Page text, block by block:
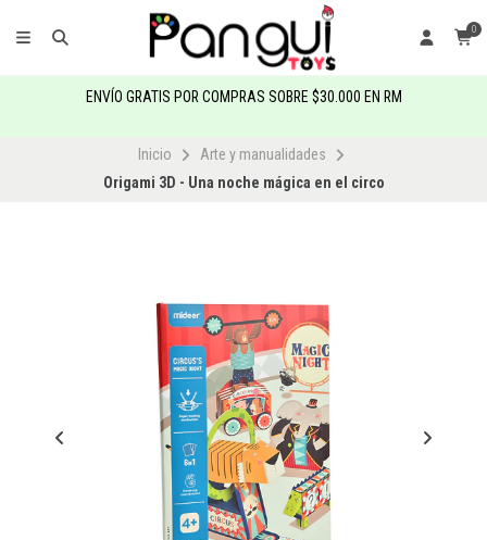
0
ENVÍO GRATIS POR COMPRAS SOBRE $30.000 EN RM
Inicio
Arte y manualidades
Origami 3D - Una noche mágica en el circo